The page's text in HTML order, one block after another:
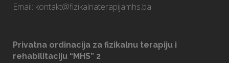
Email: kontakt@fizikalnaterapijamhs.ba
Privatna ordinacija za fizikalnu terapiju i
rehabilitaciju “MHS” 2